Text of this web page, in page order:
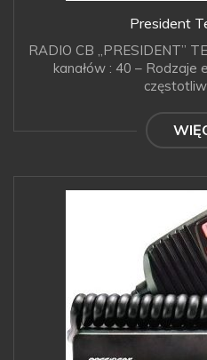
President
RADIO CB „PRESIDENT”
kanałów : 40 – Rodzaje